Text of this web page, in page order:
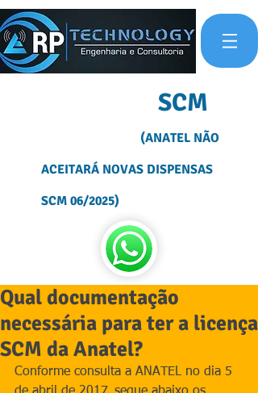
SCM
(ANATEL NÃO
ACEITARÁ NOVAS DISPENSAS
SCM 06/2025)
Qual documentação
necessária para ter a licença
SCM da Anatel?
Conforme consulta a ANATEL no dia 5